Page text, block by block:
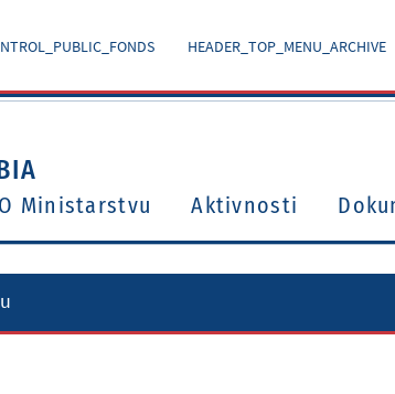
HEADER_TOP_MENU_ARCHIVE
O Ministarstvu Aktivnosti